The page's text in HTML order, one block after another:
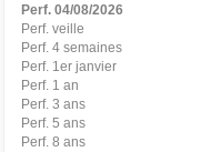
Perf. 04/08/2026
Perf. veille
Perf. 4 semaines
Perf. 1er janvier
Perf. 1 an
Perf. 3 ans
Perf. 5 ans
Perf. 8 ans